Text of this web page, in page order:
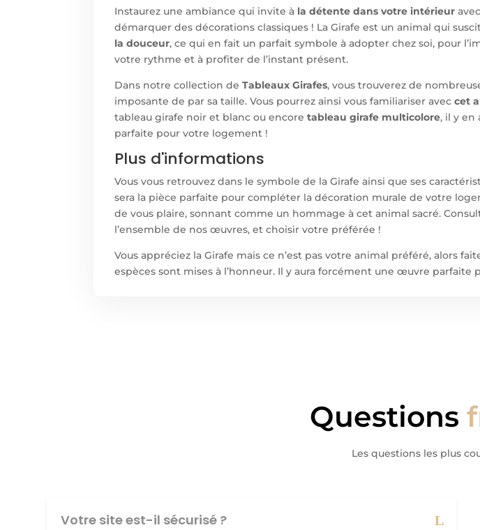
Instaurez une ambiance qui invite à la détente dans votre intérieur
démarquer des décorations classiques ! La Girafe est un animal qui
la douceur, ce qui en fait un parfait symbole à adopter chez soi, pour
votre rythme et à profiter de l’instant présent.
Dans notre collection deTableaux Girafes, vous trouverez de
imposante de par sa taille. Vous pourrez ainsi vous familiariser aveccet
tableau girafe noir et blanc ou encoretableau girafe multicolore, il y en
parfaite pour votre logement !
Plus d'informations
Vous vous retrouvez dans le symbole de la Girafe ainsi que ses
sera la pièce parfaite pour compléter la décoration murale de votre
de vous plaire, sonnant comme un hommage à cet animal sacré.
l’ensemble de nos œuvres, et choisir votre préférée !
Vous appréciez la Girafe mais ce n’est pas votre animal préféré, alors
espèces sont mises à l’honneur. Il y aura forcément une œuvre
Questions
Les questions les plus
Votre site est-il sécurisé ?